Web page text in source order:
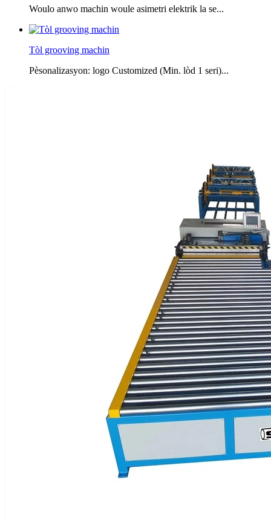
Woulo anwo machin woule asimetri elektrik la se...
Tòl grooving machin
Pèsonalizasyon: logo Customized (Min. lòd 1 seri)...